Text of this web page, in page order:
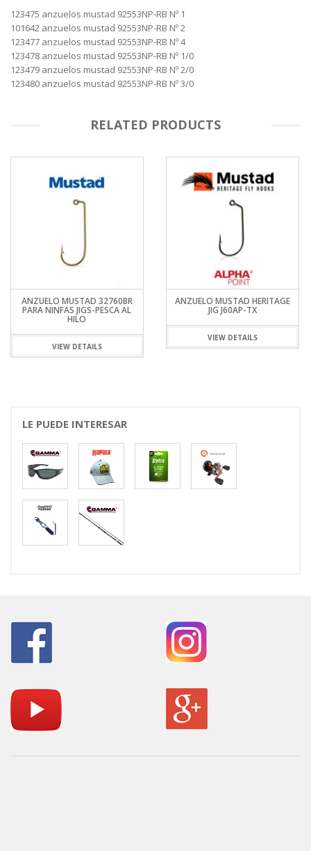
123475 anzuelos mustad 92553NP-RB Nº 1
101642 anzuelos mustad 92553NP-RB Nº 2
123477 anzuelos mustad 92553NP-RB Nº 4
123478 anzuelos mustad 92553NP-RB Nº 1/0
123479 anzuelos mustad 92553NP-RB Nº 2/0
123480 anzuelos mustad 92553NP-RB Nº 3/0
RELATED PRODUCTS
ANZUELO MUSTAD 32760BR
PARA NINFAS JIGS-PESCA AL
HILO
VIEW DETAILS
ANZUELO MUSTAD HERITAGE
JIG J60AP-TX
VIEW DETAILS
LE PUEDE INTERESAR